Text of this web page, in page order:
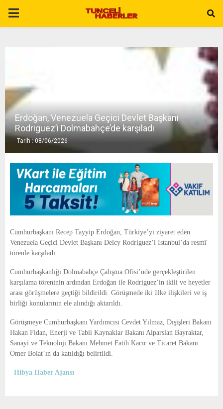
P
M
A
E
N
U
Erdoğan, Venezuela Geçici Devlet Başkanı
Rodriguez’i Dolmabahçe’de karşıladı
Tarih : 08/06/2026
Cumhurbaşkanı Recep Tayyip Erdoğan, Türkiye’yi ziyaret eden
Venezuela Geçici Devlet Başkanı Delcy Rodriguez’i İstanbul’da resmî
törenle karşıladı.
Cumhurbaşkanlığı Dolmabahçe Çalışma Ofisi’nde gerçekleştirilen
karşılama töreninin ardından Erdoğan ile Rodriguez’in ikili ve heyetler
arası görüşmelere geçtiği bildirildi. Görüşmede iki ülke ilişkileri ve iş
birliği konularının ele alındığı aktarıldı.
Görüşmeye Cumhurbaşkanı Yardımcısı Cevdet Yılmaz, Dışişleri Bakanı
Hakan Fidan, Enerji ve Tabii Kaynaklar Bakanı Alparslan Bayraktar,
Sanayi ve Teknoloji Bakanı Mehmet Fatih Kacır ve Ticaret Bakanı
Ömer Bolat’ın da katıldığı belirtildi.
Hibya Haber Ajansı